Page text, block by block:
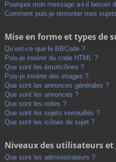
Pourquoi mon message a-t-il besoin
Comment puis-je remonter mes
Mise en forme et types de
Qu’est-ce que le BBCode ?
Puis-je insérer du code HTML ?
Que sont les émoticônes ?
Puis-je insérer des images ?
Que sont les annonces générales ?
Que sont les annonces ?
Que sont les notes ?
Que sont les sujets verrouillés ?
Que sont les icônes de sujet ?
Niveaux des utilisateurs et
Que sont les administrateurs ?